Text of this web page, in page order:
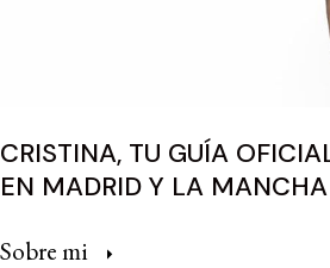
CRISTINA, TU GUÍA
EN MADRID Y LA MANCHA
Sobre mi